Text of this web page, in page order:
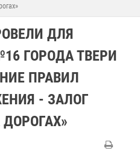
ДЛЯ
ГОРОДА ТВЕРИ
ПРАВИЛ
- ЗАЛОГ